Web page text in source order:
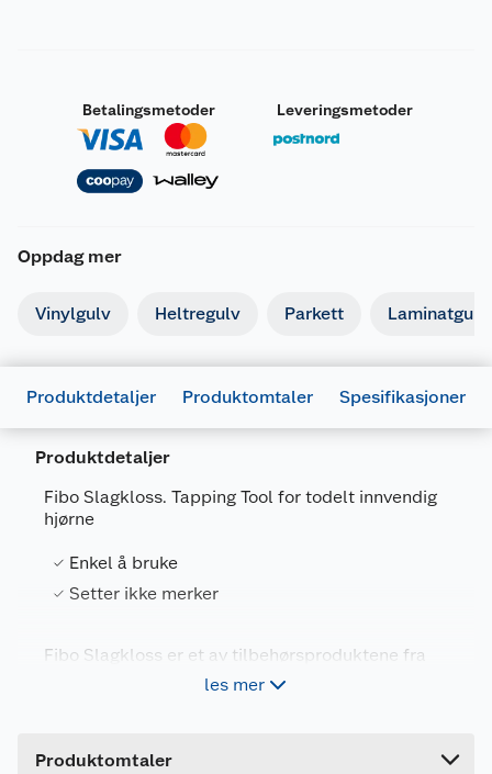
Betalingsmetoder Leveringsmetoder
Oppdag mer
Vinylgulv Heltregulv Parkett Laminatgulv
Produktdetaljer Produktomtaler Spesifikasjoner
Produktdetaljer
Fibo Slagkloss. Tapping Tool for todelt innvendig
hjørne
Enkel å bruke
Setter ikke merker
Fibo Slagkloss er et av tilbehørsproduktene fra
Fibo som gjør monteringsjobben mye enklere. I
les mer
Produktomtaler
Generelt
Artikkelnummer